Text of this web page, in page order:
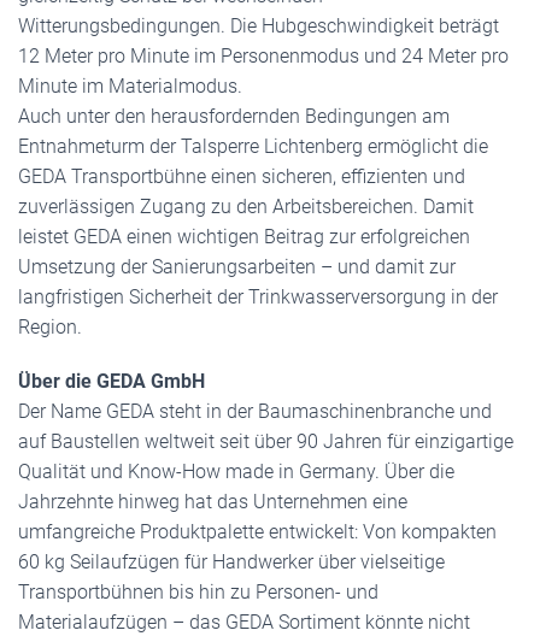
Witterungsbedingungen. Die Hubgeschwindigkeit beträgt
12 Meter pro Minute im Personenmodus und 24 Meter pro
Minute im Materialmodus.
Auch unter den herausfordernden Bedingungen am
Entnahmeturm der Talsperre Lichtenberg ermöglicht die
GEDA Transportbühne einen sicheren, effizienten und
zuverlässigen Zugang zu den Arbeitsbereichen. Damit
leistet GEDA einen wichtigen Beitrag zur erfolgreichen
Umsetzung der Sanierungsarbeiten – und damit zur
langfristigen Sicherheit der Trinkwasserversorgung in der
Region.
Über die GEDA GmbH
Der Name GEDA steht in der Baumaschinenbranche und
auf Baustellen weltweit seit über 90 Jahren für einzigartige
Qualität und Know-How made in Germany. Über die
Jahrzehnte hinweg hat das Unternehmen eine
umfangreiche Produktpalette entwickelt: Von kompakten
60 kg Seilaufzügen für Handwerker über vielseitige
Transportbühnen bis hin zu Personen- und
Materialaufzügen – das GEDA Sortiment könnte nicht